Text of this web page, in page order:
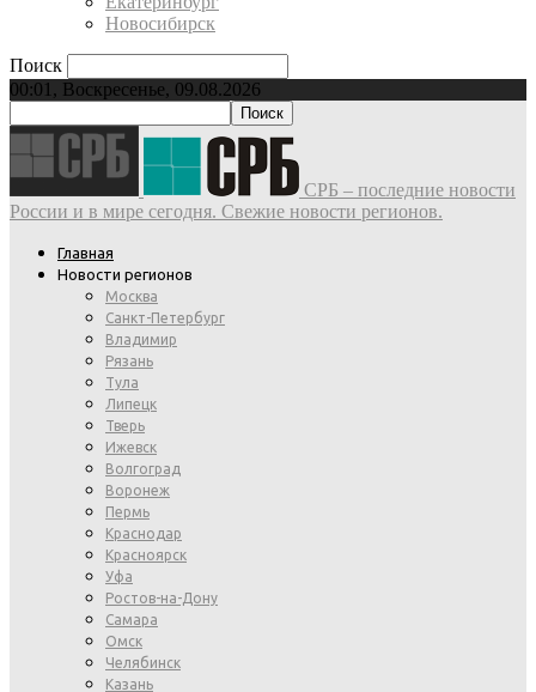
Новосибирск
Поиск
00:01, Воскресенье, 09.08.2026
СРБ – последние новости
России и в мире сегодня. Свежие новости регионов.
Главная
Новости регионов
Москва
Санкт-Петербург
Владимир
Рязань
Тула
Липецк
Тверь
Ижевск
Волгоград
Воронеж
Пермь
Краснодар
Красноярск
Уфа
Ростов-на-Дону
Самара
Омск
Челябинск
Казань